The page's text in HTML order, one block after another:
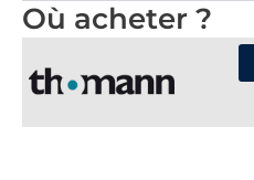
Où acheter ?